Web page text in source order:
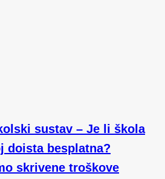
sustav – Je li škola
doista besplatna?
skrivene troškove